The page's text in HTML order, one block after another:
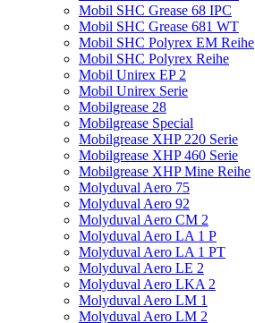
Mobil SHC Grease 68 IPC
Mobil SHC Grease 681 WT
Mobil SHC Polyrex EM Reihe
Mobil SHC Polyrex Reihe
Mobil Unirex EP 2
Mobil Unirex Serie
Mobilgrease 28
Mobilgrease Special
Mobilgrease XHP 220 Serie
Mobilgrease XHP 460 Serie
Mobilgrease XHP Mine Reihe
Molyduval Aero 75
Molyduval Aero 92
Molyduval Aero CM 2
Molyduval Aero LA 1 P
Molyduval Aero LA 1 PT
Molyduval Aero LE 2
Molyduval Aero LKA 2
Molyduval Aero LM 1
Molyduval Aero LM 2